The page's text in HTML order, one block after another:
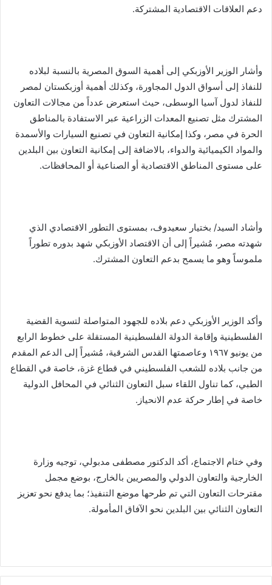
دعم العلاقات الاقتصادية المشتركة.
وأشار الوزير الأوزبكي إلى أهمية السوق المصرية بالنسبة لبلاده
للنفاذ إلى أسواق الدول المجاورة، وكذلك أهمية أوزبكستان لمصر
للنفاذ لدول آسيا الوسطى، حيث استعرض عدداً من مجالات التعاون
المشترك مثل تصنيع المعدات الزراعية عبر الاستفادة بالمناطق
الحرة في مصر، وكذا إمكانية التعاون في تصنيع السيارات والأسمدة
والمواد الكيميائية والدواء، بالاضافة إلى إمكانية التعاون بين البلدين
على مستوى المناطق الاقتصادية أو الصناعية أو المحافظات.
وأشاد السيد/ بختيار سعيدوف، بمستوى التطور الاقتصادي الذي
شهدته مصر، مُشيراً إلى أن الاقتصاد الأوزبكي شهد بدوره تطوراً
ملموساً وهو ما يسمح بدعم التعاون المشترك.
وأكد الوزير الأوزبكي دعم بلاده للجهود المتواصلة لتسوية القضية
الفلسطينية وإقامة الدولة الفلسطينية المستقلة على خطوط الرابع
من يونيو ١٩٦٧ وعاصمتها القدس الشرقية، مُشيراً إلى الدعم المقدم
من جانب بلاده للشعب الفلسطيني في قطاع غزة، خاصة في القطاع
الطبي، كما تناول اللقاء سبل التعاون الثنائي في المحافل الدولية
خاصة في إطار حركة عدم الانحياز.
وفي ختام الاجتماع، أكد الدكتور مصطفى مدبولي، توجيه وزارة
الخارجية والتعاون الدولي والمصريين بالخارج، بوضع مجمل
مقترحات التعاون التي تم طرحها موضع التنفيذ؛ بما يدفع نحو تعزيز
التعاون الثنائي بين البلدين نحو الآفاق المأمولة.